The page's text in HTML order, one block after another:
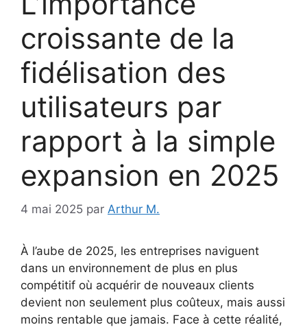
croissante de la
fidélisation des
utilisateurs par
rapport à la simple
expansion en 2025
4 mai 2025 par Arthur M.
À l’aube de 2025, les entreprises naviguent
dans un environnement de plus en plus
compétitif où acquérir de nouveaux clients
devient non seulement plus coûteux, mais aussi
moins rentable que jamais. Face à cette réalité,